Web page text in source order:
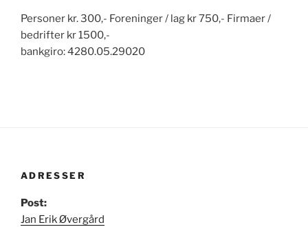
Personer kr. 300,- Foreninger / lag kr 750,- Firmaer /
bedrifter kr 1500,-
bankgiro: 4280.05.29020
ADRESSER
Post:
Jan Erik Øvergård